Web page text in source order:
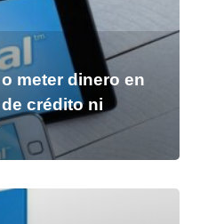
meter dinero en
crédito ni